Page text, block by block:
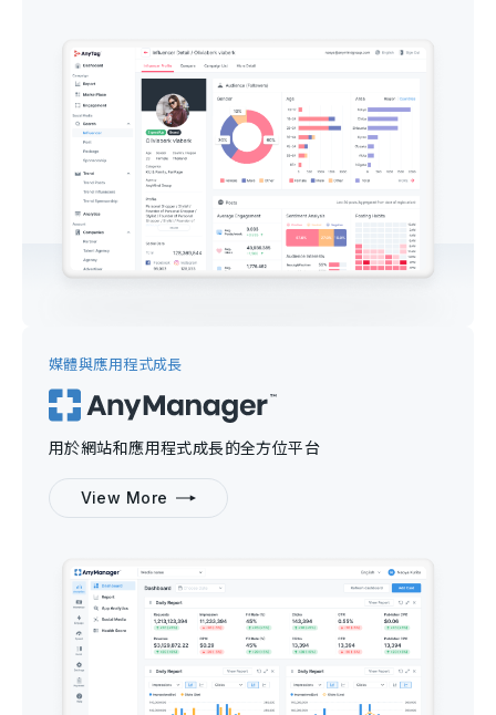
媒體與應用程式成長
用於網站和應用程式成長的全方位平台
View More